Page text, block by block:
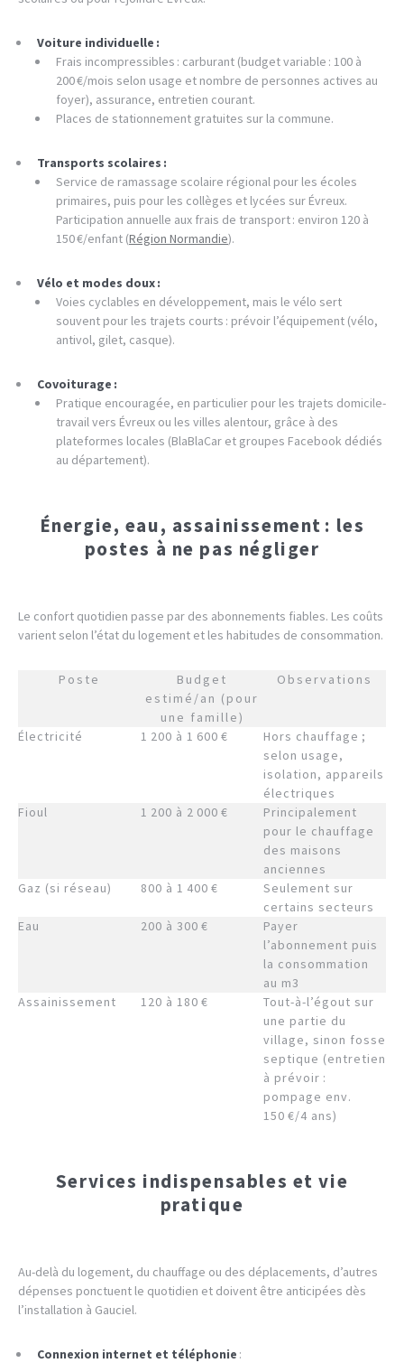
Voiture individuelle :
Frais incompressibles : carburant (budget variable : 100 à
200 €/mois selon usage et nombre de personnes actives au
foyer), assurance, entretien courant.
Places de stationnement gratuites sur la commune.
Transports scolaires :
Service de ramassage scolaire régional pour les écoles
primaires, puis pour les collèges et lycées sur Évreux.
Participation annuelle aux frais de transport : environ 120 à
150 €/enfant (Région Normandie).
Vélo et modes doux :
Voies cyclables en développement, mais le vélo sert
souvent pour les trajets courts : prévoir l’équipement (vélo,
antivol, gilet, casque).
Covoiturage :
Pratique encouragée, en particulier pour les trajets domicile-
travail vers Évreux ou les villes alentour, grâce à des
plateformes locales (BlaBlaCar et groupes Facebook dédiés
au département).
Énergie, eau, assainissement : les
postes à ne pas négliger
Le confort quotidien passe par des abonnements fiables. Les coûts
varient selon l’état du logement et les habitudes de consommation.
Poste
Budget
estimé/an (pour
une famille)
Observations
Électricité 1 200 à 1 600 €
Hors chauffage ;
selon usage,
isolation, appareils
électriques
Fioul
1 200 à 2 000 €
Principalement
pour le chauffage
des maisons
anciennes
Gaz (si réseau)
800 à 1 400 €
Seulement sur
certains secteurs
Eau
200 à 300 €
Payer
l’abonnement puis
la consommation
au m3
Assainissement
120 à 180 €
Tout-à-l’égout sur
une partie du
village, sinon fosse
septique (entretien
à prévoir :
pompage env.
150 €/4 ans)
Services indispensables et vie
pratique
Au-delà du logement, du chauffage ou des déplacements, d’autres
dépenses ponctuent le quotidien et doivent être anticipées dès
l’installation à Gauciel.
Connexion internet et téléphonie :